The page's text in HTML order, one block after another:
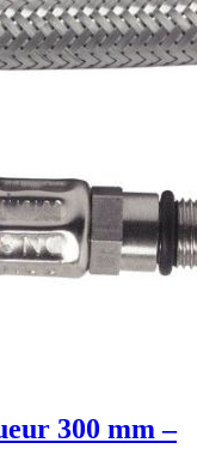
300 mm –